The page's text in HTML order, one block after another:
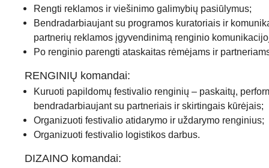
Rengti reklamos ir viešinimo galimybių pasiūlymus;
Bendradarbiaujant su programos kuratoriais ir
partnerių reklamos įgyvendinimą renginio
Po renginio parengti ataskaitas rėmėjams ir
RENGINIŲ komandai:
Kuruoti papildomų festivalio renginių – paskaitų,
bendradarbiaujant su partneriais ir skirtingais kūrėjais;
Organizuoti festivalio atidarymo ir uždarymo renginius;
Organizuoti festivalio logistikos darbus.
DIZAINO komandai: